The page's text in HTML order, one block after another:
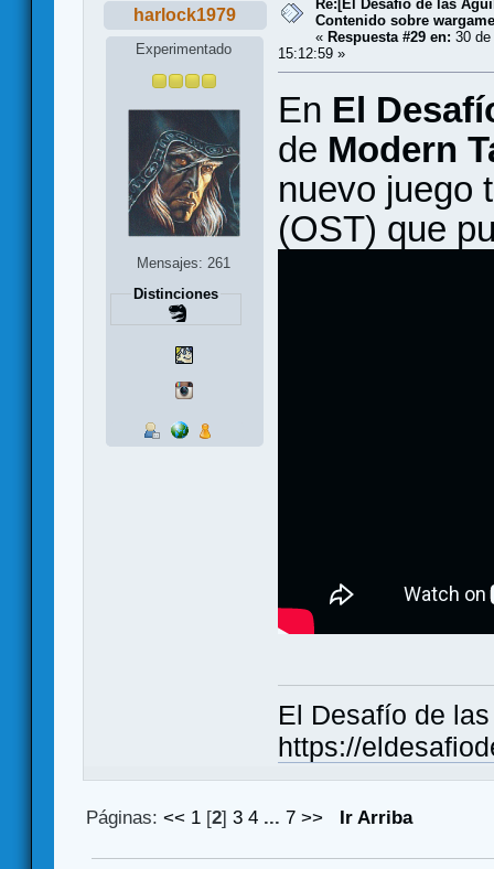
harlock1979
Experimentado
Mensajes: 261
Distinciones
Re:[El Desafío de las
Contenido sobre
« Respuesta #29 en: 30
15:12:59 »
En El
de Modern
nuevo juego
(OST) que
El Desafío de
https://
Páginas:<< 1 [2]3 4 ...7 >> Ir Arriba